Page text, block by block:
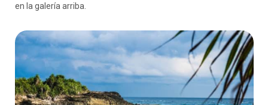
en la galería arriba.